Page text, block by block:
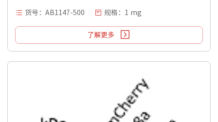
货号：AB1147-500 规格：1 mg
了解更多